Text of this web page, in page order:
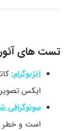
تست های
آنژیوگرام:
ایکس
سونوگرافی
است و خطر